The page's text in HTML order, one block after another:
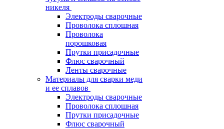
никеля
Электроды сварочные
Проволока сплошная
Проволока
порошковая
Прутки присадочные
Флюс сварочный
Ленты сварочные
Материалы для сварки меди
и ее сплавов
Электроды сварочные
Проволока сплошная
Прутки присадочные
Флюс сварочный